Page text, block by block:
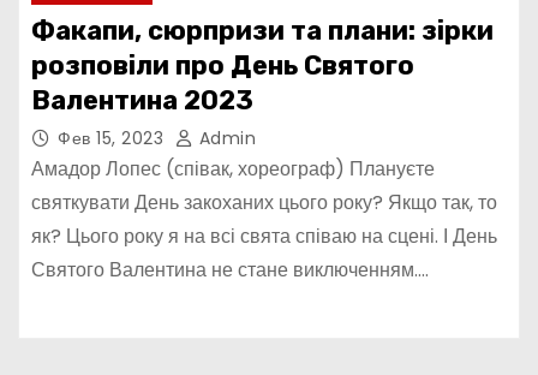
Факапи, сюрпризи та плани: зірки
розповіли про День Святого
Валентина 2023
Фев 15, 2023 Admin
Амадор Лопес (співак, хореограф) Плануєте
святкувати День закоханих цього року? Якщо так, то
як? Цього року я на всі свята співаю на сцені. І День
Святого Валентина не стане виключенням.…